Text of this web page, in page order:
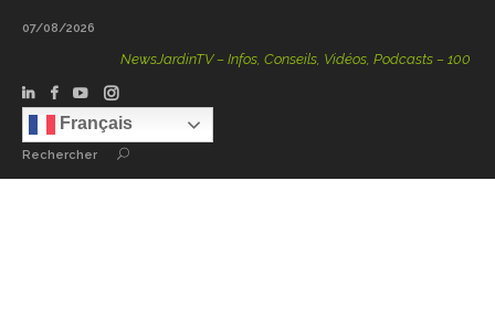
07/08/2026
NewsJardinTV – Infos, Conseils, Vidéos, Podcasts – 100 %
Français
Rechercher